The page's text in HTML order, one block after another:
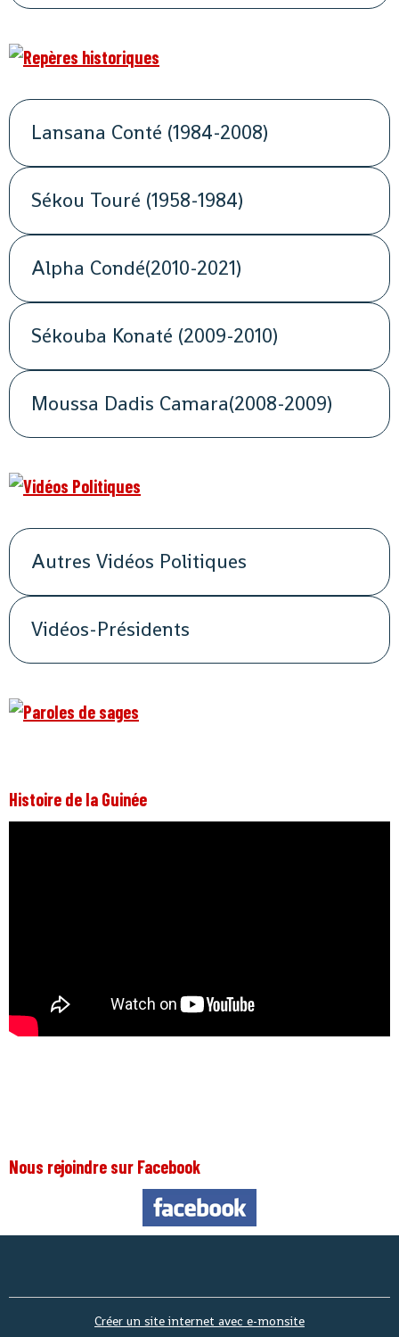
Lansana Conté (1984-2008)
Sékou Touré (1958-1984)
Alpha Condé(2010-2021)
Sékouba Konaté (2009-2010)
Moussa Dadis Camara(2008-2009)
Autres Vidéos Politiques
Vidéos-Présidents
Histoire de la Guinée
Nous rejoindre sur Facebook
Créer un site internet avec e-monsite